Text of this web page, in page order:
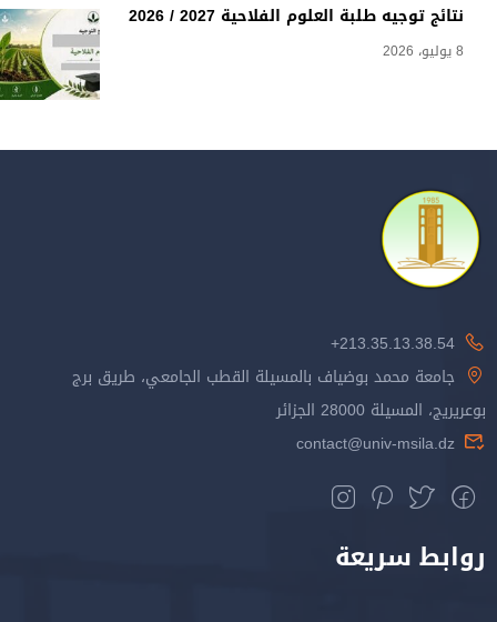
نتائج توجيه طلبة العلوم الفلاحية 2027 / 2026
8 يوليو، 2026
213.35.13.38.54+
جامعة محمد بوضياف بالمسيلة القطب الجامعي، طريق برج
بوعريريج، المسيلة 28000 الجزائر
contact@univ-msila.dz
روابط سريعة